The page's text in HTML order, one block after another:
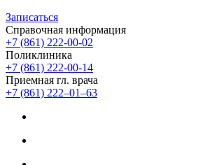
Записаться
Справочная информация
+7 (861) 222-00-02
Поликлиника
+7 (861) 222-00-14
Приемная гл. врача
+7 (861) 222‒01‒63